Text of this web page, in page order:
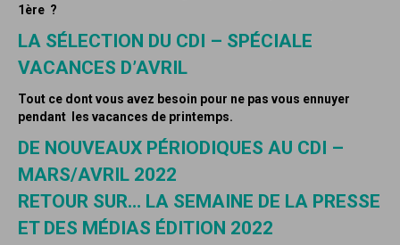
1ère ?
LA SÉLECTION DU CDI – SPÉCIALE
VACANCES D’AVRIL
Tout ce dont vous avez besoin pour ne pas vous ennuyer
pendant les vacances de printemps.
DE NOUVEAUX PÉRIODIQUES AU CDI –
MARS/AVRIL 2022
RETOUR SUR… LA SEMAINE DE LA PRESSE
ET DES MÉDIAS ÉDITION 2022